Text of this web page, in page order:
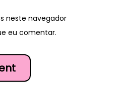
neste navegador
eu comentar.